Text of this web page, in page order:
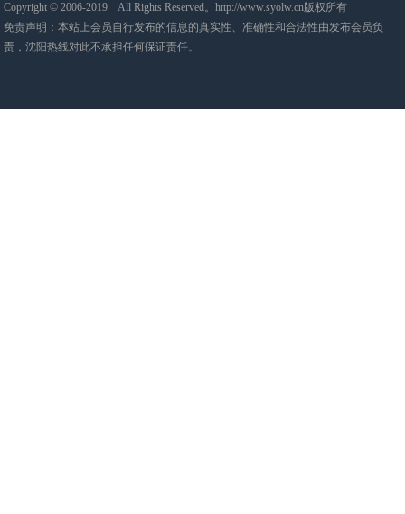
Copyright © 2006-2019 All Rights Reserved。http://www.syolw.cn版权所有
免责声明：本站上会员自行发布的信息的真实性、准确性和合法性由发布会员负
责，沈阳热线对此不承担任何保证责任。